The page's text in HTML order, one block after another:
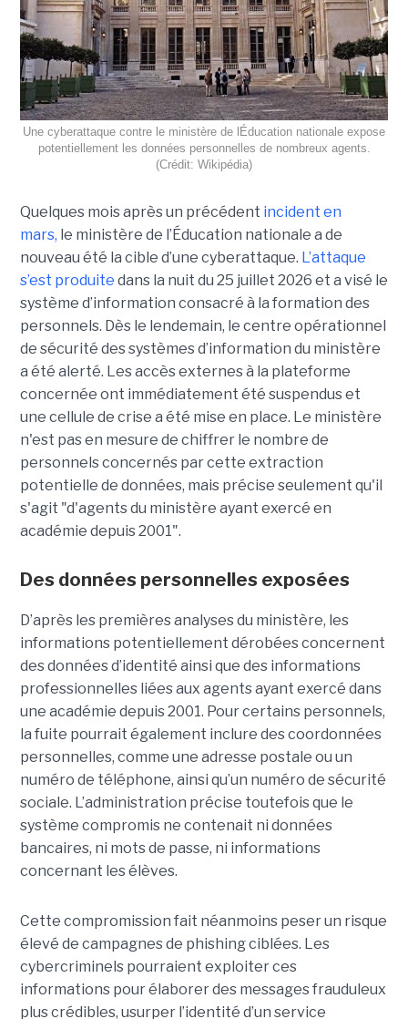
Une cyberattaque contre le ministère de lÉducation nationale expose
potentiellement les données personnelles de nombreux agents.
(Crédit: Wikipédia)
Quelques mois après un précédent incident en
mars, le ministère de l’Éducation nationale a de
nouveau été la cible d’une cyberattaque. L’attaque
s’est produite dans la nuit du 25 juillet 2026 et a visé le
système d’information consacré à la formation des
personnels. Dès le lendemain, le centre opérationnel
de sécurité des systèmes d’information du ministère
a été alerté. Les accès externes à la plateforme
concernée ont immédiatement été suspendus et
une cellule de crise a été mise en place. Le ministère
n'est pas en mesure de chiffrer le nombre de
personnels concernés par cette extraction
potentielle de données, mais précise seulement qu'il
s'agit "d'agents du ministère ayant exercé en
académie depuis 2001".
Des données personnelles exposées
D’après les premières analyses du ministère, les
informations potentiellement dérobées concernent
des données d’identité ainsi que des informations
professionnelles liées aux agents ayant exercé dans
une académie depuis 2001. Pour certains personnels,
la fuite pourrait également inclure des coordonnées
personnelles, comme une adresse postale ou un
numéro de téléphone, ainsi qu’un numéro de sécurité
sociale. L’administration précise toutefois que le
système compromis ne contenait ni données
bancaires, ni mots de passe, ni informations
concernant les élèves.
Cette compromission fait néanmoins peser un risque
élevé de campagnes de phishing ciblées. Les
cybercriminels pourraient exploiter ces
informations pour élaborer des messages frauduleux
plus crédibles, usurper l’identité d’un service